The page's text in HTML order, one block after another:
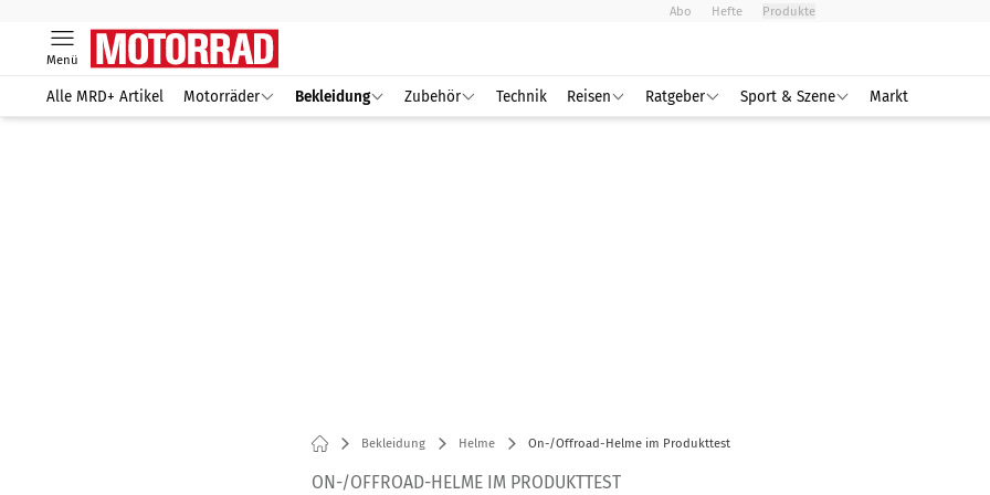
Abo Hefte Produkte
Menü
Alle MRD+ Artikel Motorräder Bekleidung Zubehör Technik Reisen Ratgeber Sport & Szene Markt
Bekleidung Helme On-/Offroad-Helme im Produkttest
ON-/OFFROAD-HELME IM PRODUKTTEST